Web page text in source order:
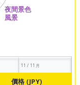
11 / 11月
價格 (JPY)